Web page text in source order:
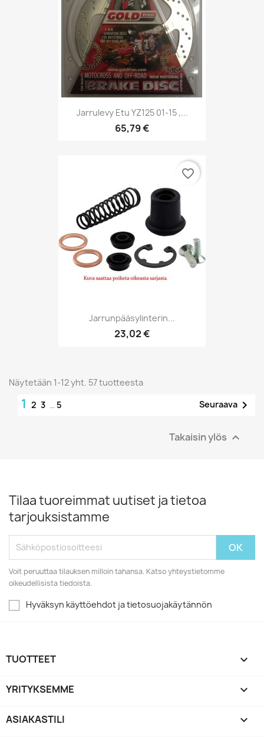
Jarrulevy Etu YZ125 01-15 ,...
65,79 €
Jarrunpääsylinterin...
23,02 €
favorite_border
Näytetään 1-12 yht. 57 tuotteesta
1 2 3 … 5 Seuraava 
Takaisin ylös 
Tilaa tuoreimmat uutiset ja tietoa
tarjouksistamme
Voit peruuttaa tilauksen milloin tahansa. Katso yhteystietomme
oikeudellisista tiedoista.
Hyväksyn käyttöehdot ja tietosuojakäytännön
TUOTTEET 
YRITYKSEMME 
ASIAKASTILI 